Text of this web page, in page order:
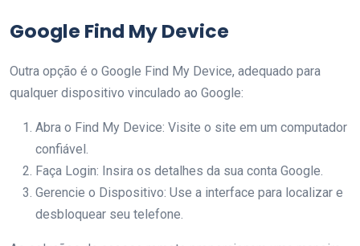
Google Find My Device
Outra opção é o Google Find My Device, adequado para
qualquer dispositivo vinculado ao Google:
Abra o Find My Device: Visite o site em um computador
confiável.
Faça Login: Insira os detalhes da sua conta Google.
Gerencie o Dispositivo: Use a interface para localizar e
desbloquear seu telefone.